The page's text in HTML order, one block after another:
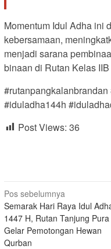
Momentum Idul Adha ini
kebersamaan,
menjadi sarana
binaan di Rutan Kelas
#iduladha144h
Post Views: 36
Navigasi
pos
Pos sebelumnya
Semarak Hari Raya Idul
1447 H, Rutan Tanjung Pura
Gelar Pemotongan Hewan
Qurban